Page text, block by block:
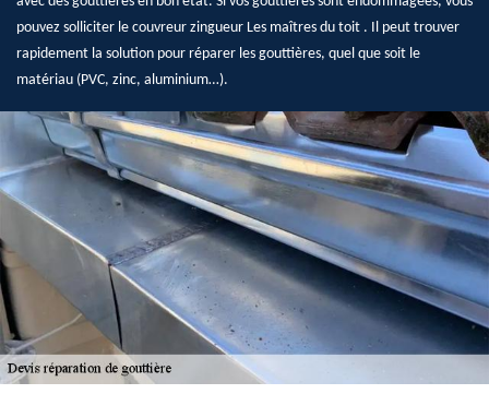
pouvez solliciter le couvreur zingueur Les maîtres du toit . Il peut trouver
rapidement la solution pour réparer les gouttières, quel que soit le
matériau (PVC, zinc, aluminium…).